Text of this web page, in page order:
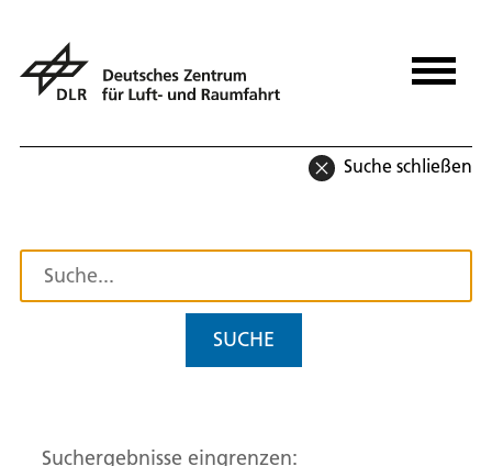
Suche schließen
SUCHE
Suchergebnisse eingrenzen: